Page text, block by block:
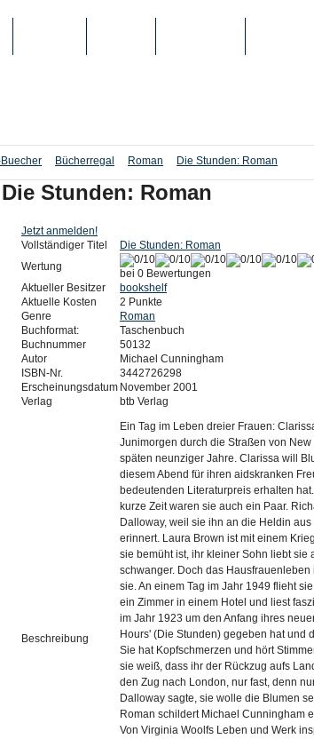
Bücherregal Roman Die Stunden: Roman
Die Stunden: Roman
Jetzt anmelden!
Vollständiger Titel
Die Stunden: Roman
Wertung
bei 0 Bewertungen
Aktueller Besitzer
bookshelf
Aktuelle Kosten
2 Punkte
Genre
Roman
Buchformat:
Taschenbuch
Buchnummer
50132
Autor
Michael Cunningham
ISBN-Nr.
3442726298
Erscheinungsdatum November 2001
Verlag
btb Verlag
Beschreibung
Ein Tag im Leben dreier Frauen:
Junimorgen durch die Straßen von
späten neunziger Jahre. Clarissa will
diesem Abend für ihren aidskranken
bedeutenden Literaturpreis erhalten
kurze Zeit waren sie auch ein Paar.
Dalloway, weil sie ihn an die Heldin
erinnert. Laura Brown ist mit einem
sie bemüht ist, ihr kleiner Sohn liebt sie
schwanger. Doch das
sie. An einem Tag im Jahr 1949 flieht
ein Zimmer in einem Hotel und liest
im Jahr 1923 um den Anfang ihres
Hours' (Die Stunden) gegeben hat und
Sie hat Kopfschmerzen und hört
sie weiß, dass ihr der Rückzug aufs
den Zug nach London, nur fast, denn
Dalloway sagte, sie wolle die Blumen
Roman schildert Michael Cunningham
Von Virginia Woolfs Leben und Werk